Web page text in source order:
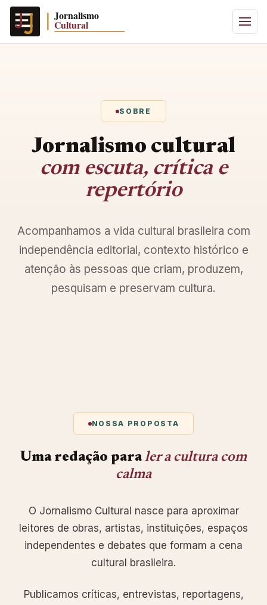
SOBRE
Jornalismo cultural
com escuta, crítica e
repertório
Acompanhamos a vida cultural brasileira com
independência editorial, contexto histórico e
atenção às pessoas que criam, produzem,
pesquisam e preservam cultura.
NOSSA PROPOSTA
Uma redação paraler a cultura com
calma
O Jornalismo Cultural nasce para aproximar
leitores de obras, artistas, instituições, espaços
independentes e debates que formam a cena
cultural brasileira.
Publicamos críticas, entrevistas, reportagens,